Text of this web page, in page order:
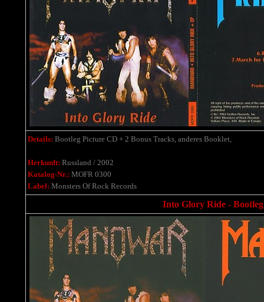
Details: Bootleg Picture CD + 2 Bonus Tracks, anderes Booklet,
Herkunft: Russland / 2002
Katalog-Nr.: MOFR 0300
Label: Monsters Of Rock Records
Into Glory Ride -